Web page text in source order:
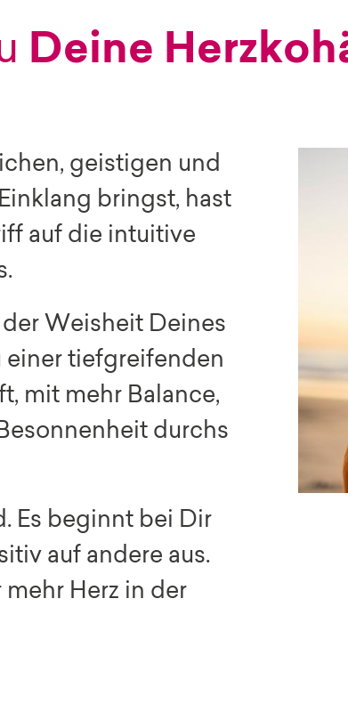
Deine
geistigen und
bringst, hast
auf die intuitive
Weisheit Deines
einer tiefgreifenden
mit mehr Balance,
durchs
Es beginnt bei Dir
auf andere aus.
mehr Herz in der